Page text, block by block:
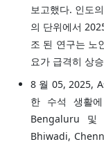
보고했다. 인도
의 단위에서
조 된 연구는 노
요가 급격히 상
8 월 05, 2025,
한 수석 생활
Bengaluru 및
Bhiwadi,